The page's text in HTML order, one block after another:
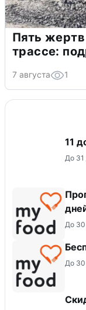
Пять
трассе:
7 августа 1
11
До 31
До 30
До 30